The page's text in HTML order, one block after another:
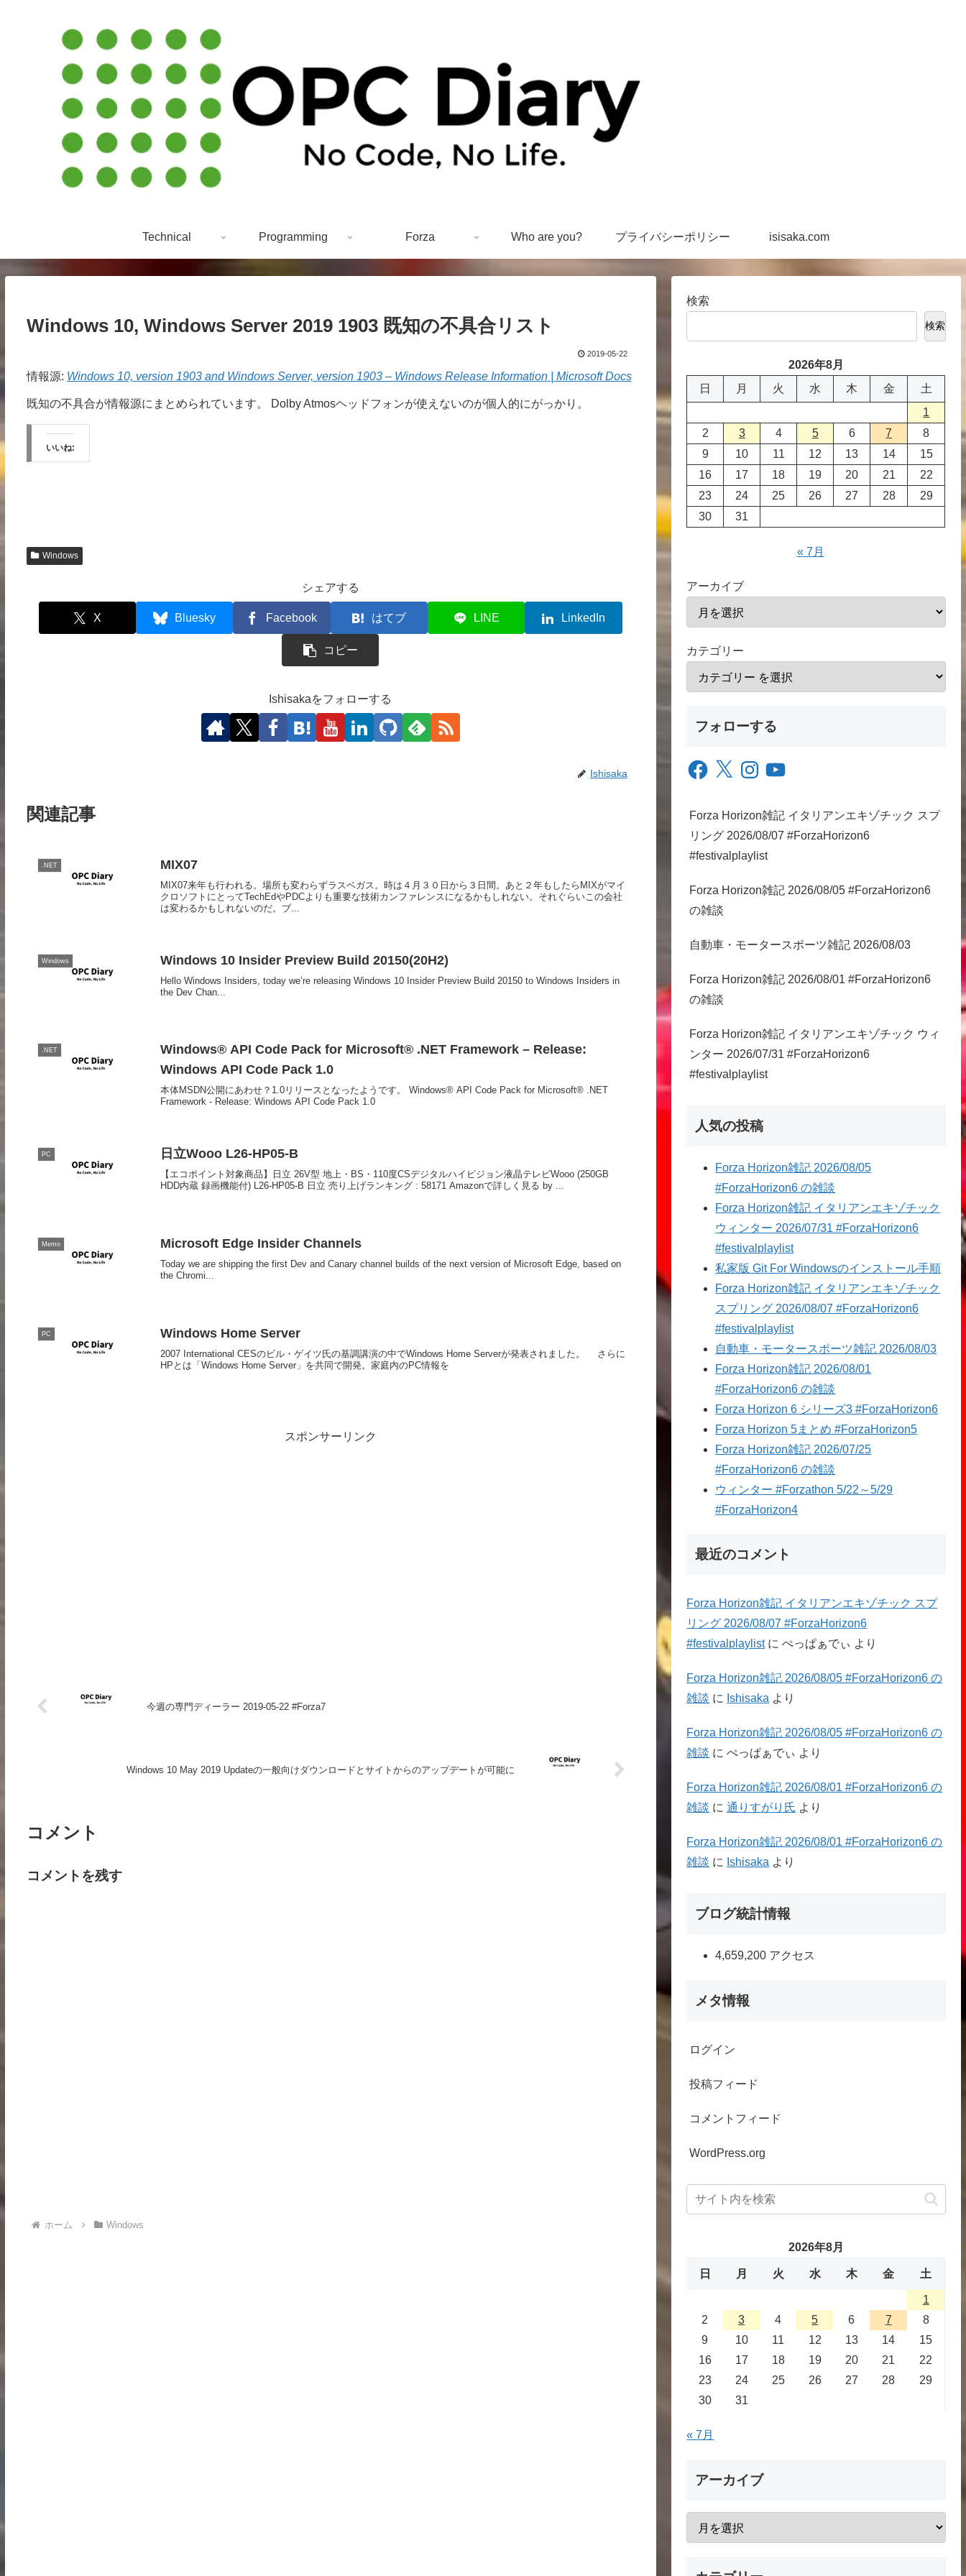
Technical Programming Forza Who are you? プライバシーポリシー isisaka.com
Windows 10, Windows Server 2019 1903 既知の不具合リスト
2019-05-22
情報源: Windows 10, version 1903 and Windows Server, version 1903 – Windows Release Information | Microsoft Docs
既知の不具合が情報源にまとめられています。 Dolby Atmosヘッドフォンが使えないのが個人的にがっかり。
いいね:
Windows
シェアする
X Bluesky Facebook はてブ LINE LinkedIn
コピー
Ishisakaをフォローする
Ishisaka
関連記事
.NET MIX07
MIX07来年も行われる。場所も変わらずラスベガス。時は４月３０日から３日間。あと２年もしたらMIXがマイ
クロソフトにとってTechEdやPDCよりも重要な技術カンファレンスになるかもしれない。それぐらいこの会社
は変わるかもしれないのだ。ブ...
Windows Windows 10 Insider Preview Build 20150(20H2)
Hello Windows Insiders, today we’re releasing Windows 10 Insider Preview Build 20150 to Windows Insiders in
the Dev Chan...
.NET
Windows® API Code Pack for Microsoft® .NET Framework – Release:
Windows API Code Pack 1.0
本体MSDN公開にあわせ？1.0リリースとなったようです。 Windows® API Code Pack for Microsoft® .NET
Framework - Release: Windows API Code Pack 1.0
PC 日立Wooo L26-HP05-B
【エコポイント対象商品】日立 26V型 地上・BS・110度CSデジタルハイビジョン液晶テレビWooo (250GB
HDD内蔵 録画機能付) L26-HP05-B 日立 売り上げランキング : 58171 Amazonで詳しく見る by ...
Memo Microsoft Edge Insider Channels
Today we are shipping the first Dev and Canary channel builds of the next version of Microsoft Edge, based on
the Chromi...
PC Windows Home Server
2007 International CESのビル・ゲイツ氏の基調講演の中でWindows Home Serverが発表されました。 さらに
HPとは「Windows Home Server」を共同で開発。家庭内のPC情報を
スポンサーリンク
今週の専門ディーラー 2019-05-22 #Forza7
Windows 10 May 2019 Updateの一般向けダウンロードとサイトからのアップデートが可能に
コメント
コメントを残す
ホーム Windows
検索
検索
2026年8月
日
月 火 水 木 金
土
1
2
3 4 5 6 7
8
9
10 11 12 13 14
15
16
17 18 19 20 21
22
23
24 25 26 27 28
29
30
31
« 7月
アーカイブ
カテゴリー
フォローする
Facebook
X InstagramYouTube
Forza Horizon雑記 イタリアンエキゾチック スプ
リング 2026/08/07 #ForzaHorizon6
#festivalplaylist
Forza Horizon雑記 2026/08/05 #ForzaHorizon6
の雑談
自動車・モータースポーツ雑記 2026/08/03
Forza Horizon雑記 2026/08/01 #ForzaHorizon6
の雑談
Forza Horizon雑記 イタリアンエキゾチック ウィ
ンター 2026/07/31 #ForzaHorizon6
#festivalplaylist
人気の投稿
Forza Horizon雑記 2026/08/05
#ForzaHorizon6 の雑談
Forza Horizon雑記 イタリアンエキゾチック
ウィンター 2026/07/31 #ForzaHorizon6
#festivalplaylist
私家版 Git For Windowsのインストール手順
Forza Horizon雑記 イタリアンエキゾチック
スプリング 2026/08/07 #ForzaHorizon6
#festivalplaylist
自動車・モータースポーツ雑記 2026/08/03
Forza Horizon雑記 2026/08/01
#ForzaHorizon6 の雑談
Forza Horizon 6 シリーズ3 #ForzaHorizon6
Forza Horizon 5まとめ #ForzaHorizon5
Forza Horizon雑記 2026/07/25
#ForzaHorizon6 の雑談
ウィンター #Forzathon 5/22～5/29
#ForzaHorizon4
最近のコメント
Forza Horizon雑記 イタリアンエキゾチック スプ
リング 2026/08/07 #ForzaHorizon6
#festivalplaylistにぺっぱぁでぃ より
Forza Horizon雑記 2026/08/05 #ForzaHorizon6 の
雑談 に Ishisaka より
Forza Horizon雑記 2026/08/05 #ForzaHorizon6 の
雑談 にぺっぱぁでぃ より
Forza Horizon雑記 2026/08/01 #ForzaHorizon6 の
雑談 に通りすがり氏 より
Forza Horizon雑記 2026/08/01 #ForzaHorizon6 の
雑談 に Ishisaka より
ブログ統計情報
4,659,200 アクセス
メタ情報
ログイン
投稿フィード
コメントフィード
WordPress.org
2026年8月
日 月 火 水 木 金 土
1
2
3 4 5 6 7
8
9
10 11 12 13 14
15
16
17 18 19 20 21
22
23
24 25 26 27 28
29
30
31
« 7月
アーカイブ